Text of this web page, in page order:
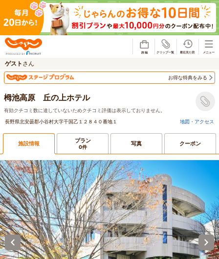
ゲスト さん
お得な特典をみる
栂池高原 丘の上ホテル
有効クチコミ数に達していないためクチコミ評価は表示しておりません。
長野県北安曇郡小谷村大字千国乙１２８４０番地１
地図・アクセス
施設情報 プラン
0件 写真 クーポン